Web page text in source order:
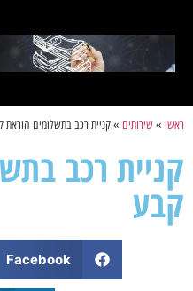
ראשי »שירותים »קניית רכב בתשלומים הוראת
קניית רכב
קבע
Facebook